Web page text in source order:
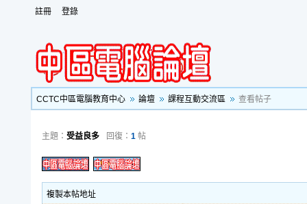
註冊 登錄
CCTC中區電腦教育中心 論壇 課程互動交流區 查看帖子
主題： 受益良多 回復： 1 帖
複製本帖地址